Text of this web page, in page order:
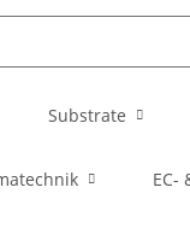
Substrate
EC-